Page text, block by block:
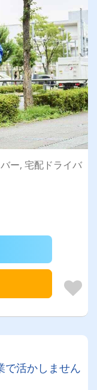
ー, 宅配ドライバ
で活かしません